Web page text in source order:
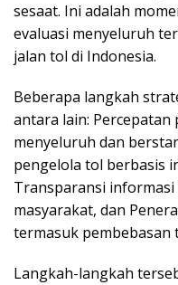
sesaat. Ini adalah
evaluasi menyeluruh
jalan tol di Indonesia.
Beberapa langkah
antara lain: Percepatan
menyeluruh dan
pengelola tol berbasis
Transparansi informasi
masyarakat, dan
termasuk pembebasan
Langkah-langkah